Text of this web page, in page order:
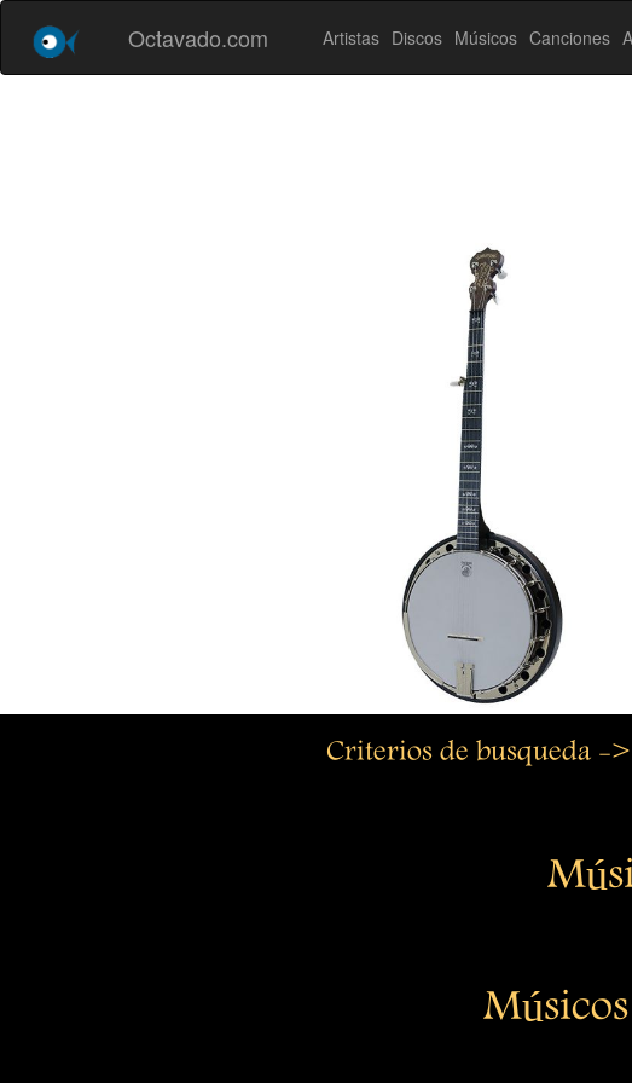
Octavado.com Artistas Discos Músicos Canciones
Criterios de busqueda ->